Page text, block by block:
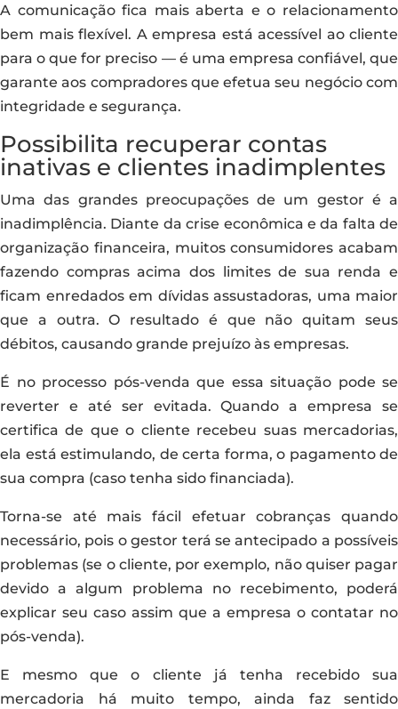
A comunicação fica mais aberta e o relacionamento
bem mais flexível. A empresa está acessível ao cliente
para o que for preciso — é uma empresa confiável, que
garante aos compradores que efetua seu negócio com
integridade e segurança.
Possibilita recuperar contas
inativas e clientes inadimplentes
Uma das grandes preocupações de um gestor é a
inadimplência. Diante da crise econômica e da falta de
organização financeira, muitos consumidores acabam
fazendo compras acima dos limites de sua renda e
ficam enredados em dívidas assustadoras, uma maior
que a outra. O resultado é que não quitam seus
débitos, causando grande prejuízo às empresas.
É no processo pós-venda que essa situação pode se
reverter e até ser evitada. Quando a empresa se
certifica de que o cliente recebeu suas mercadorias,
ela está estimulando, de certa forma, o pagamento de
sua compra (caso tenha sido financiada).
Torna-se até mais fácil efetuar cobranças quando
necessário, pois o gestor terá se antecipado a possíveis
problemas (se o cliente, por exemplo, não quiser pagar
devido a algum problema no recebimento, poderá
explicar seu caso assim que a empresa o contatar no
pós-venda).
E mesmo que o cliente já tenha recebido sua
mercadoria há muito tempo, ainda faz sentido